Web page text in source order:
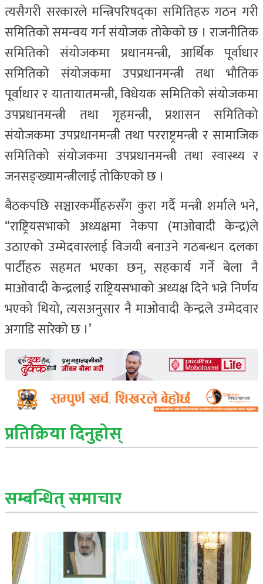
त्यसैगरी सरकारले मन्त्रिपरिषद्का समितिहरु गठन गरी
समितिको समन्वय गर्न संयोजक तोकेको छ । राजनीतिक
समितिको संयोजकमा प्रधानमन्त्री, आर्थिक पूर्वाधार
समितिको संयोजकमा उपप्रधानमन्त्री तथा भौतिक
पूर्वाधार र यातायातमन्त्री, विधेयक समितिको संयोजकमा
उपप्रधानमन्त्री तथा गृहमन्त्री, प्रशासन समितिको
संयोजकमा उपप्रधानमन्त्री तथा परराष्ट्रमन्त्री र सामाजिक
समितिको संयोजकमा उपप्रधानमन्त्री तथा स्वास्थ्य र
जनसङ्ख्यामन्त्रीलाई तोकिएको छ ।
बैठकपछि सञ्चारकर्मीहरुसँग कुरा गर्दै मन्त्री शर्माले भने,
“राष्ट्रियसभाको अध्यक्षमा नेकपा (माओवादी केन्द्र)ले
उठाएको उम्मेदवारलाई विजयी बनाउने गठबन्धन दलका
पार्टीहरु सहमत भएका छन्, सहकार्य गर्ने बेला नै
माओवादी केन्द्रलाई राष्ट्रियसभाको अध्यक्ष दिने भन्ने निर्णय
भएको थियो, त्यसअनुसार नै माओवादी केन्द्रले उम्मेदवार
अगाडि सारेको छ ।’
प्रतिक्रिया दिनुहोस्
सम्बन्धित् समाचार